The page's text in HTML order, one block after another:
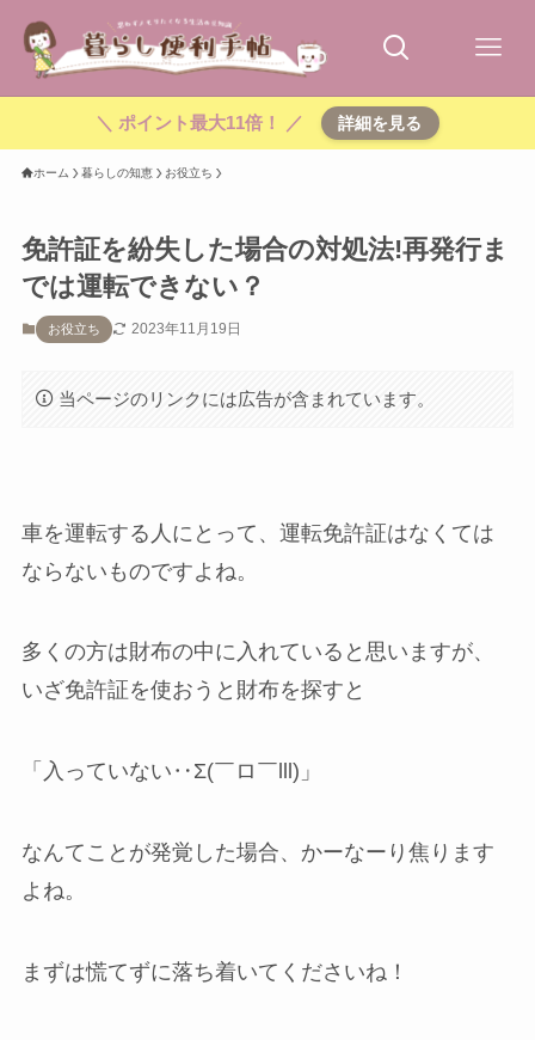
＼ ポイント最大11倍！ ／ 詳細を見る
ホーム 暮らしの知恵 お役立ち
免許証を紛失した場合の対処法!再発行ま
では運転できない？
お役立ち 2023年11月19日
当ページのリンクには広告が含まれています。
車を運転する人にとって、運転免許証はなくては
ならないものですよね。
多くの方は財布の中に入れていると思いますが、
いざ免許証を使おうと財布を探すと
「入っていない‥Σ(￣ロ￣lll)」
なんてことが発覚した場合、かーなーり焦ります
よね。
まずは慌てずに落ち着いてくださいね！